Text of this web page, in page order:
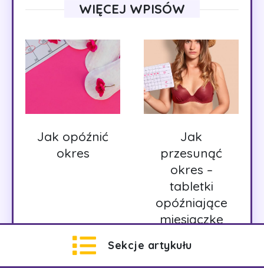
WIĘCEJ WPISÓW
Jak opóźnić
okres
Jak
przesunąć
okres –
tabletki
opóźniające
miesiączkę
Sekcje artykułu